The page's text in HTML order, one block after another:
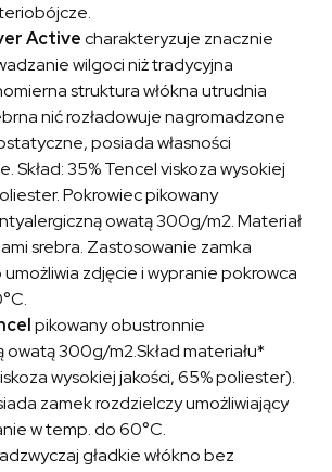
Activecharakteryzuje znacznie
wilgoci niż tradycyjna
struktura włókna utrudnia
nić rozładowuje nagromadzone
posiada własności
Skład: 35% Tencel viskoza wysokiej
Pokrowiec pikowany
owatą 300g/m2. Materiał
srebra. Zastosowanie zamka
zdjęcie i wypranie pokrowca
pikowany obustronnie
owatą 300g/m2.Skład materiału*
wysokiej jakości, 65% poliester).
zamek rozdzielczy umożliwiający
w temp. do 60°C.
gładkie włókno bez